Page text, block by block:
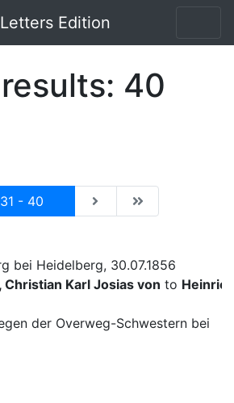
Edition
40
results page|
Seite|en:Previous results
31 - 40Current |de:Nächste
|de:Letzte
bei Heidelberg, 30.07.1856
Christian Karl Josias von to Heinrich
der Overweg-Schwestern bei